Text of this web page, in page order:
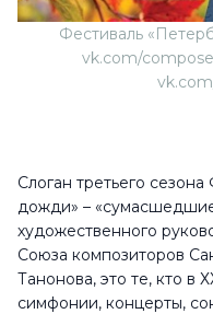
Фестиваль
vk.com/
Слоган третьего
дожди» –
художественного
Союза композиторов
Танонова, это те, кто в
симфонии, концерты,